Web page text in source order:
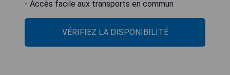
- Accès facile aux transports en commun
VÉRIFIEZ LA DISPONIBILITÉ